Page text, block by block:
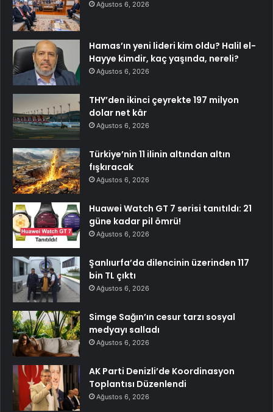
Ağustos 6, 2026
Hamas’ın yeni lideri kim oldu? Halil el-
Hayye kimdir, kaç yaşında, nereli?
Ağustos 6, 2026
THY’den ikinci çeyrekte 197 milyon
dolar net kâr
Ağustos 6, 2026
Türkiye’nin 11 ilinin altından altın
fışkıracak
Ağustos 6, 2026
Huawei Watch GT 7 serisi tanıtıldı: 21
güne kadar pil ömrü!
Ağustos 6, 2026
Şanlıurfa’da dilencinin üzerinden 117
bin TL çıktı
Ağustos 6, 2026
Simge Sağın’ın cesur tarzı sosyal
medyayı salladı
Ağustos 6, 2026
AK Parti Denizli’de Koordinasyon
Toplantısı Düzenlendi
Ağustos 6, 2026